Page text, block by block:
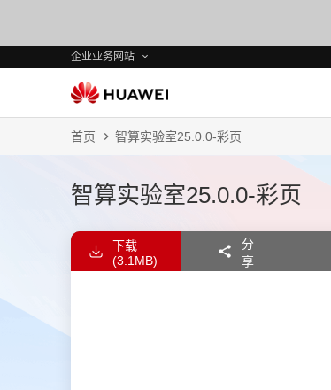
企业业务网站
首页 智算实验室25.0.0-彩页
智算实验室25.0.0-彩页
下载
(3.1MB)
分
享